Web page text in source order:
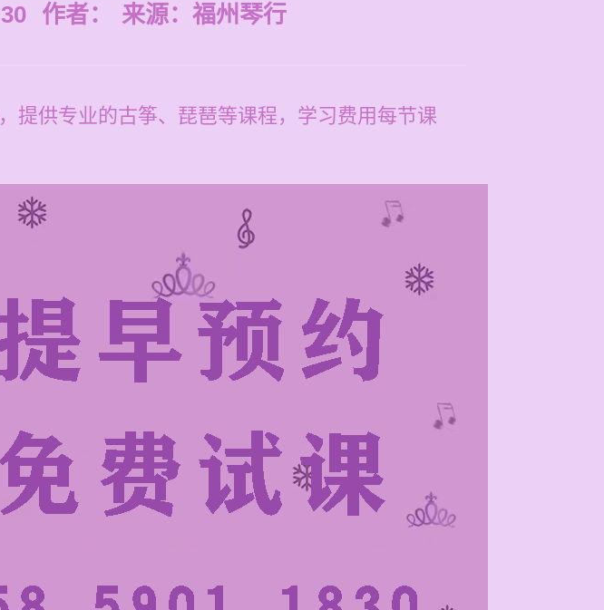
作者： 来源： 福州琴行
提供专业的古筝、琵琶等课程，学习费用每节课